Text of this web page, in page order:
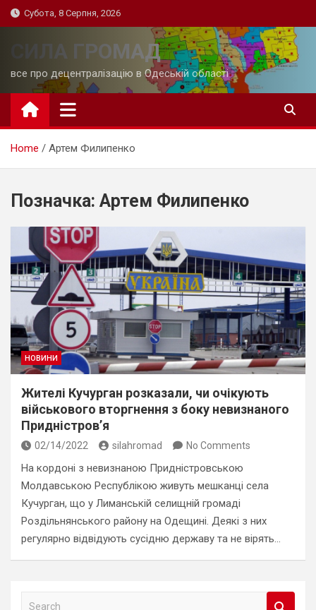
Skip
to
Субота, 8 Серпня, 2026
СИЛА ГРОМАД
все про децентралізацію в Одеській області
Home Артем Филипенко
Позначка: Артем Филипенко
НОВИНИ
Жителі Кучурган розказали, чи очікують
військового вторгнення з боку невизнаного
Придністров’я
02/14/2022 silahromad No Comments
На кордоні з невизнаною Придністровською
Молдавською Республікою живуть мешканці села
Кучурган, що у Лиманській селищній громаді
Роздільнянського району на Одещині. Деякі з них
регулярно відвідують сусідню державу та не вірять…